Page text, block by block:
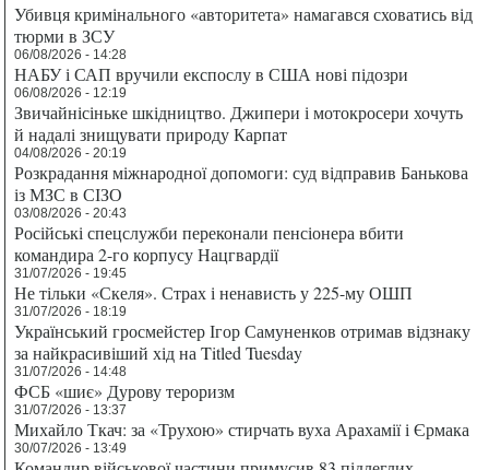
Убивця кримінального «авторитета» намагався сховатись від
тюрми в ЗСУ
06/08/2026 - 14:28
НАБУ і САП вручили експослу в США нові підозри
06/08/2026 - 12:19
Звичайнісіньке шкідництво. Джипери і мотокросери хочуть
й надалі знищувати природу Карпат
04/08/2026 - 20:19
Розкрадання міжнародної допомоги: суд відправив Банькова
із МЗС в СІЗО
03/08/2026 - 20:43
Російські спецслужби переконали пенсіонера вбити
командира 2-го корпусу Нацгвардії
31/07/2026 - 19:45
Не тільки «Скеля». Страх і ненависть у 225-му ОШП
31/07/2026 - 18:19
Український гросмейстер Ігор Самуненков отримав відзнаку
за найкрасивіший хід на Titled Tuesday
31/07/2026 - 14:48
ФСБ «шиє» Дурову тероризм
31/07/2026 - 13:37
Михайло Ткач: за «Трухою» стирчать вуха Арахамії і Єрмака
30/07/2026 - 13:49